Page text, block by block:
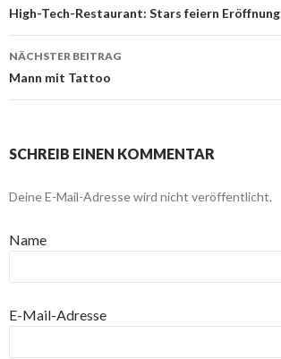
Beitragsnavigation
High-Tech-Restaurant: Stars feiern Eröffnung
NÄCHSTER BEITRAG
Mann mit Tattoo
SCHREIB EINEN KOMMENTAR
Deine E-Mail-Adresse wird nicht veröffentlicht.
Name
E-Mail-Adresse